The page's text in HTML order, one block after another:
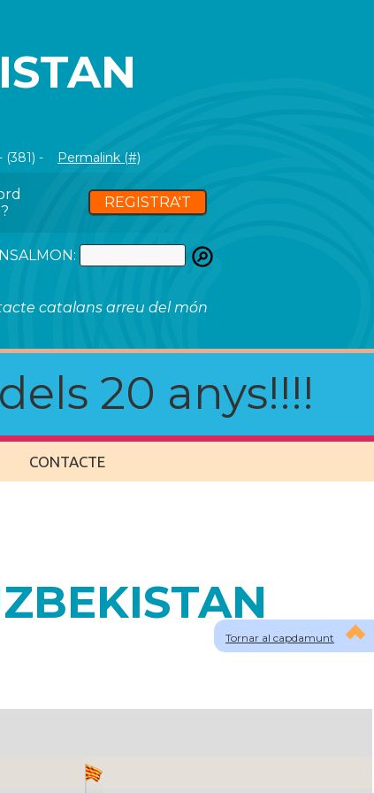
(381) - Permalink (#)
REGISTRA'T
catalans arreu del món
20 anys!!!!
CONTACTE
Tornar al capdamunt